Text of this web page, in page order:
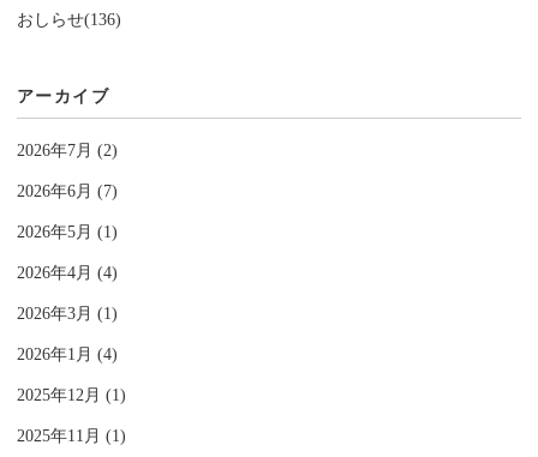
おしらせ(136)
アーカイブ
2026年7月 (2)
2026年6月 (7)
2026年5月 (1)
2026年4月 (4)
2026年3月 (1)
2026年1月 (4)
2025年12月 (1)
2025年11月 (1)